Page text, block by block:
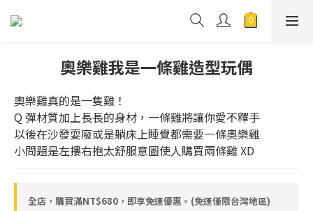
奧樂雞我是一條雞造型玩偶
奧樂雞真的是一隻雞！
Q 彈材質加上長長的身材，一條雞將讓你愛不釋手
以後在沙發耍廢或是躺床上睡覺都需要一條奧樂雞
小問題是左摟右抱太舒服意圖使人購買兩條雞 XD
全店，購買滿NT$680，即享免運優惠。(免運僅限台灣地區)